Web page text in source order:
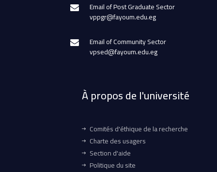
Email of Post Graduate Sector
vppgr@fayoum.edu.eg
Email of Community Sector
vpsed@fayoum.edu.eg
À propos de l'université
Comités d'éthique de la recherche
Charte des usagers
Section d'aide
Politique du site